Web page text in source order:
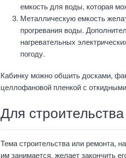
емкость для воды, которая
Металлическую емкость
прогревания воды.
нагревательных
погоду.
Кабинку можно обшить досками,
целлофановой пленкой с
Для
Тема строительства или ремонта,
им занимается, желает закончить